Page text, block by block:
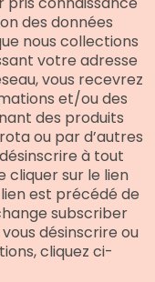
des données
nous collections
votre adresse
vous recevrez
et/ou des
des produits
ou par d’autres
à tout
cliquer sur le lien
est précédé de
subscriber
désinscrire ou
cliquez ci-